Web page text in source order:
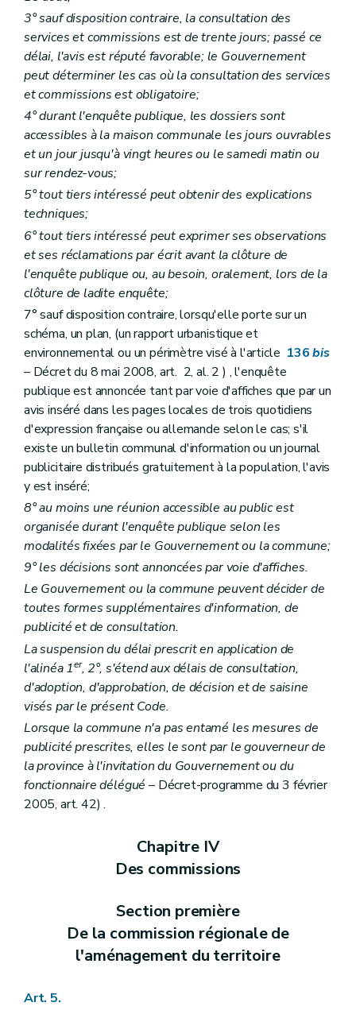
Art. 105
Art. 106
Chapitre III Des demandes de permis, des décisions et des recours
Section première Des autorités compétentes
Art. 107
Art. 108
Art. 109
Section 2 Des dérogations
Sous-section première Des dérogations au plan de secteur
Art. 110
Art. 111
Art. 112
Sous-section 2 Des autres dérogations
Sous-section 3
Art. 114
Section 3 De l'introduction et de l'instruction de la demande de permis
Art. 115
Art. 116
Section 4 De la décision du collège des bourgmestre et échevins
Art. 117
Section 5 De la saisine du fonctionnaire délégué
Art. 118
Section 6 Des recours
Art. 119
Art. 120
Art. 121
Art. 122
Art. 123
Section 7 De la dispense de la procédure d'évaluation des incidences sur l'environnement
Art. 124
Art. 125
Section 8
Art. 126
Section 9 (Des permis délivrés par le Gouvernement ou le fonctionnaire délégué, de leur introduction et de leur instruction
Art. 127
Section 10 (Des dispositions particulières au permis de lotir, au permis d'urbanisme, ainsi qu'aux actes et travaux impliquant une modification à la voirie communale ou aux réseaux s'y rapportant – Décret-programme du 3 février 2005, art. 88)
Art. 128
Art. 129
Section 11
Des permis en relation avec d'autres polices administratives
Art. 130
Art. 131
Art. 132
Art. 132
bis
Section 12 Des dispositions diverses
Art. 133
Art. 134
Art. 135
Art. 136
Art. 136bis
Art. 137
Art. 138
Art. 139
Chapitre IV
De l'établissement des villages de vacances
Sous-section 1 Des dispositions générales
Sous-section 2
Des conditions d'établissement des villages de vacances
Art. 142
Sous-section 3 Du dossier de village de vacances
Art. 143
Section 3 De l'établissement des parcs résidentiels de week-end
3° sauf disposition contraire, la consultation des
services et commissions est de trente jours; passé ce
délai, l'avis est réputé favorable; le Gouvernement
peut déterminer les cas où la consultation des services
et commissions est obligatoire;
4° durant l'enquête publique, les dossiers sont
accessibles à la maison communale les jours ouvrables
et un jour jusqu'à vingt heures ou le samedi matin ou
sur rendez-vous;
5° tout tiers intéressé peut obtenir des explications
techniques;
6° tout tiers intéressé peut exprimer ses observations
et ses réclamations par écrit avant la clôture de
l'enquête publique ou, au besoin, oralement, lors de la
clôture de ladite enquête;
7° sauf disposition contraire, lorsqu'elle porte sur un
schéma, un plan, (un rapport urbanistique et
environnemental ou un périmètre visé à l'article 136bis
– Décret du 8 mai 2008, art. 2, al. 2 ) , l'enquête
publique est annoncée tant par voie d'affiches que par un
avis inséré dans les pages locales de trois quotidiens
d'expression française ou allemande selon le cas; s'il
existe un bulletin communal d'information ou un journal
publicitaire distribués gratuitement à la population, l'avis
y est inséré;
8° au moins une réunion accessible au public est
organisée durant l'enquête publique selon les
modalités fixées par le Gouvernement ou la commune;
9° les décisions sont annoncées par voie d'affiches.
Le Gouvernement ou la commune peuvent décider de
toutes formes supplémentaires d'information, de
publicité et de consultation.
La suspension du délai prescrit en application de
l'alinéa 1er, 2°, s'étend aux délais de consultation,
d'adoption, d'approbation, de décision et de saisine
visés par le présent Code.
Lorsque la commune n'a pas entamé les mesures de
publicité prescrites, elles le sont par le gouverneur de
la province à l'invitation du Gouvernement ou du
fonctionnaire délégué – Décret-programme du 3 février
2005, art. 42) .
Chapitre IV
Des commissions
Section première
De la commission régionale de
l'aménagement du territoire
Art. 5.